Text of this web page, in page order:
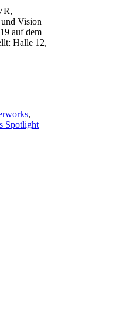
Vision
auf dem
Halle 12,
,
Spotlight